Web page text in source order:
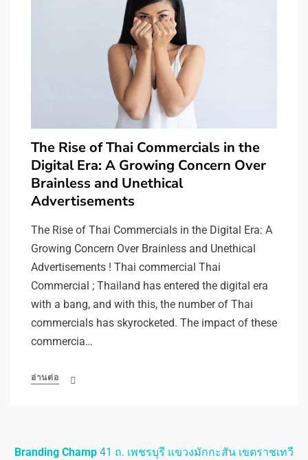
The Rise of Thai Commercials in the
Digital Era: A Growing Concern Over
Brainless and Unethical
Advertisements
The Rise of Thai Commercials in the Digital Era: A
Growing Concern Over Brainless and Unethical
Advertisements ! Thai commercial Thai
Commercial ; Thailand has entered the digital era
with a bang, and with this, the number of Thai
commercials has skyrocketed. The impact of these
commercia…
อ่านต่อ
Branding Champ 41 ถ. เพชรบุรี แขวงมักกะสัน เขตราชเทวี